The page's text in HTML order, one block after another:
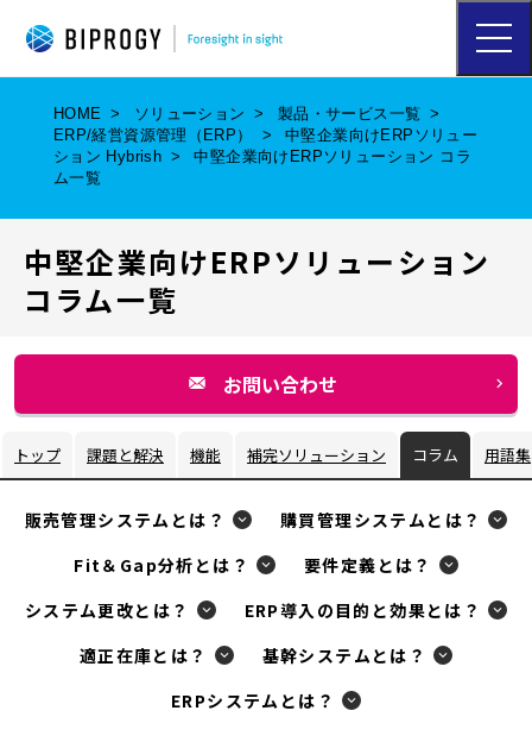
ハ
ン
ュ
を
HOME ソリューション
製品・サービス一覧
ERP/経営資源管理（ERP）
中堅企業向けERPソリュー
ション Hybrish
中堅企業向けERPソリューション コラ
ム一覧
中堅企業向けERPソリューション
コラム一覧
お問い合わせ
ィ
ド
ウ
で
く
トップ 課題と解決 機能 補完ソリューション コラム 用語集
販売管理システムとは？
購買管理システムとは？
Fit＆Gap分析とは？
要件定義とは？
システム更改とは？
ERP導入の目的と効果とは？
適正在庫とは？
基幹システムとは？
ERPシステムとは？